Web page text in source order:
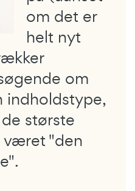
om det er
helt nyt
om
indholdstype,
største
været "den